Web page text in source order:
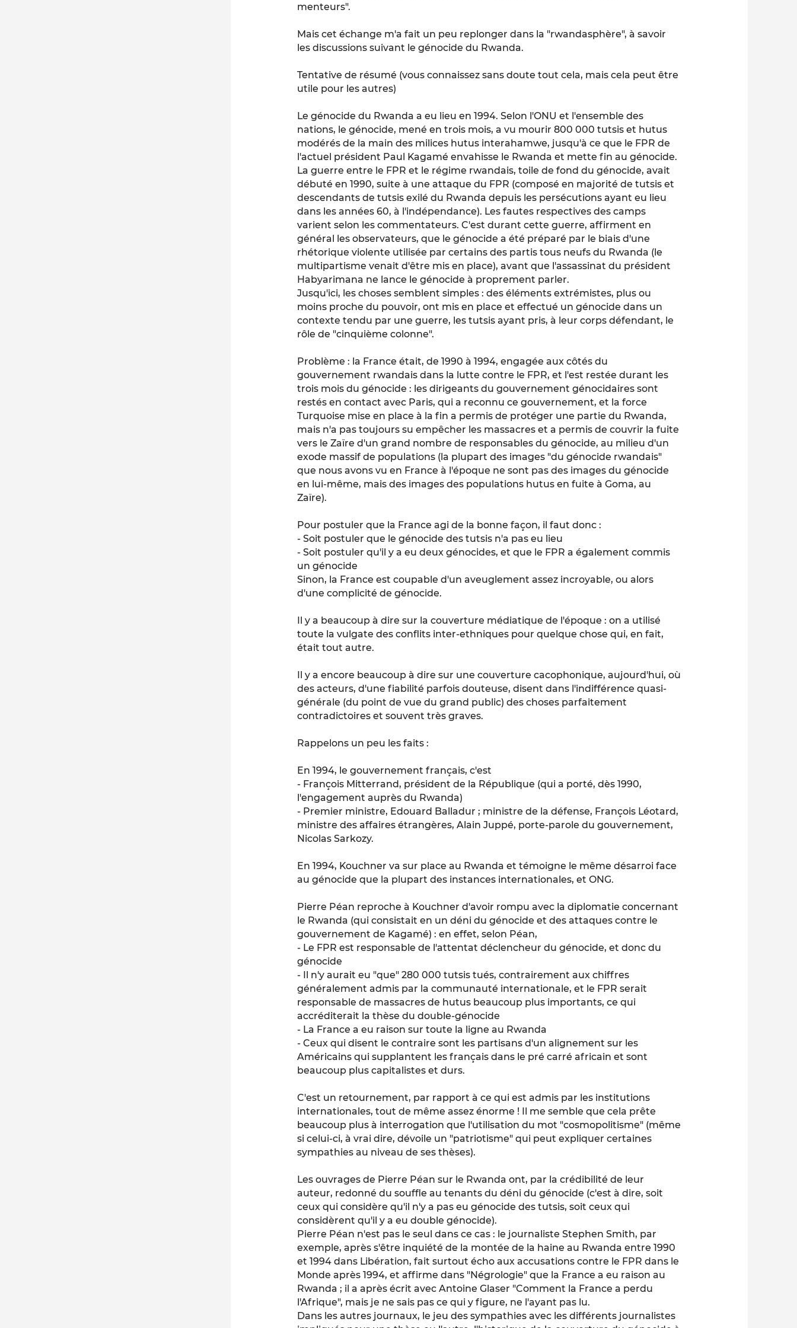
menteurs".
Mais cet échange m'a fait un peu replonger dans la "rwandasphère", à savoir
les discussions suivant le génocide du Rwanda.
Tentative de résumé (vous connaissez sans doute tout cela, mais cela peut être
utile pour les autres)
Le génocide du Rwanda a eu lieu en 1994. Selon l'ONU et l'ensemble des
nations, le génocide, mené en trois mois, a vu mourir 800 000 tutsis et hutus
modérés de la main des milices hutus interahamwe, jusqu'à ce que le FPR de
l'actuel président Paul Kagamé envahisse le Rwanda et mette fin au génocide.
La guerre entre le FPR et le régime rwandais, toile de fond du génocide, avait
débuté en 1990, suite à une attaque du FPR (composé en majorité de tutsis et
descendants de tutsis exilé du Rwanda depuis les persécutions ayant eu lieu
dans les années 60, à l'indépendance). Les fautes respectives des camps
varient selon les commentateurs. C'est durant cette guerre, affirment en
général les observateurs, que le génocide a été préparé par le biais d'une
rhétorique violente utilisée par certains des partis tous neufs du Rwanda (le
multipartisme venait d'être mis en place), avant que l'assassinat du président
Habyarimana ne lance le génocide à proprement parler.
Jusqu'ici, les choses semblent simples : des éléments extrémistes, plus ou
moins proche du pouvoir, ont mis en place et effectué un génocide dans un
contexte tendu par une guerre, les tutsis ayant pris, à leur corps défendant, le
rôle de "cinquième colonne".
Problème : la France était, de 1990 à 1994, engagée aux côtés du
gouvernement rwandais dans la lutte contre le FPR,et l'est restée durant les
trois mois du génocide : les dirigeants du gouvernement génocidaires sont
restés en contact avec Paris, qui a reconnu ce gouvernement, et la force
Turquoise mise en place à la fin a permis de protéger une partie du Rwanda,
mais n'a pas toujours su empêcher les massacres et a permis de couvrir la fuite
vers le Zaïre d'un grand nombre de responsables du génocide, au milieu d'un
exode massif de populations (la plupart des images "du génocide rwandais"
que nous avons vu en France à l'époque ne sont pas des images du génocide
en lui-même, mais des images des populations hutus en fuite à Goma, au
Zaïre).
Pour postuler que la France agi de la bonne façon, il faut donc :
- Soit postuler que le génocide des tutsis n'a pas eu lieu
- Soit postuler qu'il y a eu deux génocides, et que le FPR a également commis
un génocide
Sinon, la France est coupable d'un aveuglement assez incroyable, ou alors
d'une complicité de génocide.
Il y a beaucoup à dire sur la couverture médiatique de l'époque : on a utilisé
toute la vulgate des conflits inter-ethniques pour quelque chose qui, en fait,
était tout autre.
Il y a encore beaucoup à dire sur une couverture cacophonique, aujourd'hui, où
des acteurs, d'une fiabilité parfois douteuse, disent dans l'indifférence quasi-
générale (du point de vue du grand public) des choses parfaitement
contradictoires et souvent très graves.
Rappelons un peu les faits :
En 1994, le gouvernement français, c'est
- François Mitterrand, président de la République (qui a porté, dès 1990,
l'engagement auprès du Rwanda)
- Premier ministre, Edouard Balladur ; ministre de la défense, François Léotard,
ministre des affaires étrangères, Alain Juppé, porte-parole du gouvernement,
Nicolas Sarkozy.
En 1994, Kouchner va sur place au Rwanda et témoigne le même désarroi face
au génocide que la plupart des instances internationales, et ONG.
Pierre Péan reproche à Kouchner d'avoir rompu avec la diplomatie concernant
le Rwanda (qui consistait en un déni du génocide et des attaques contre le
gouvernement de Kagamé) : en effet, selon Péan,
- Le FPR est responsable de l'attentat déclencheur du génocide, et donc du
génocide
- Il n'y aurait eu "que" 280 000 tutsis tués, contrairement aux chiffres
généralement admis par la communauté internationale, et le FPR serait
responsable de massacres de hutus beaucoup plus importants, ce qui
accréditerait la thèse du double-génocide
- La France a eu raison sur toute la ligne au Rwanda
- Ceux qui disent le contraire sont les partisans d'un alignement sur les
Américains qui supplantent les français dans le pré carré africain et sont
beaucoup plus capitalistes et durs.
C'est un retournement, par rapport à ce qui est admis par les institutions
internationales, tout de même assez énorme ! Il me semble que cela prête
beaucoup plus à interrogation que l'utilisation du mot "cosmopolitisme" (même
si celui-ci, à vrai dire, dévoile un "patriotisme" qui peut expliquer certaines
sympathies au niveau de ses thèses).
Les ouvrages de Pierre Péan sur le Rwanda ont, par la crédibilité de leur
auteur, redonné du souffle au tenants du déni du génocide (c'est à dire, soit
ceux qui considère qu'il n'y a pas eu génocide des tutsis, soit ceux qui
considèrent qu'il y a eu double génocide).
Pierre Péan n'est pas le seul dans ce cas : le journaliste Stephen Smith, par
exemple, après s'être inquiété de la montée de la haine au Rwanda entre 1990
et 1994 dans Libération, fait surtout écho aux accusations contre le FPR dans le
Monde après 1994, et affirme dans "Négrologie" que la France a eu raison au
Rwanda ; il a après écrit avec Antoine Glaser "Comment la France a perdu
l'Afrique", mais je ne sais pas ce qui y figure, ne l'ayant pas lu.
Dans les autres journaux, le jeu des sympathies avec les différents journalistes